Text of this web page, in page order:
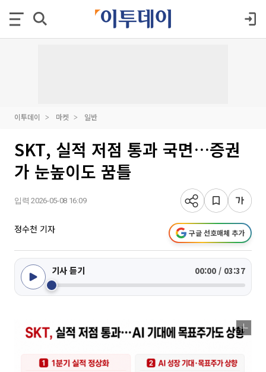
이투데이 마켓 일반
SKT, 실적 저점 통과 국면…증권
가 눈높이도 꿈틀
입력 2026-05-08 16:09
정수천 기자 구글 선호매체 추가
기사 듣기 00:00 / 03:37